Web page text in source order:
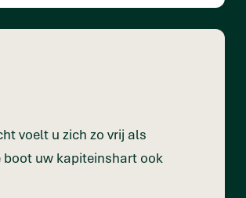
voelt u zich zo vrij als
boot uw kapiteinshart ook